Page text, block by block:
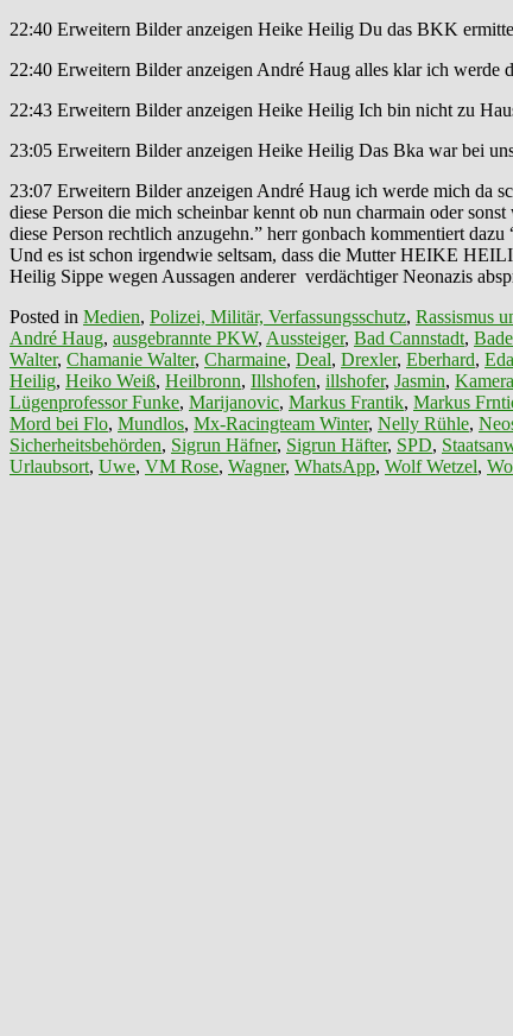
22:40 Erweitern Bilder anzeigen Heike Heilig Du das BKK
22:40 Erweitern Bilder anzeigen André Haug alles klar ich werde
22:43 Erweitern Bilder anzeigen Heike Heilig Ich bin nicht zu
23:05 Erweitern Bilder anzeigen Heike Heilig Das Bka war bei
23:07 Erweitern Bilder anzeigen André Haug ich werde mich da
diese Person die mich scheinbar kennt ob nun charmain oder
diese Person rechtlich anzugehn.” herr gonbach kommentiert
Und es ist schon irgendwie seltsam, dass die Mutter HEIKE
Heilig Sippe wegen Aussagen anderer verdächtiger Neonazis
Posted in Medien, Polizei, Militär, Verfassungsschutz, Rassismus
André Haug, ausgebrannte PKW, Aussteiger, Bad Cannstadt,
Walter, Chamanie Walter, Charmaine, Deal, Drexler, Eberhard,
Heilig, Heiko Weiß, Heilbronn, Illshofen, illshofer, Jasmin,
Lügenprofessor Funke, Marijanovic, Markus Frantik, Markus
Mord bei Flo, Mundlos, Mx-Racingteam Winter, Nelly Rühle,
Sicherheitsbehörden, Sigrun Häfner, Sigrun Häfter, SPD,
Urlaubsort, Uwe, VM Rose, Wagner, WhatsApp, Wolf Wetzel,